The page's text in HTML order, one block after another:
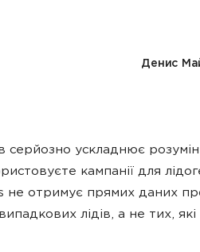
Денис
серйозно ускладнює
кампанії для
не отримує прямих даних
лідів, а не тих, які